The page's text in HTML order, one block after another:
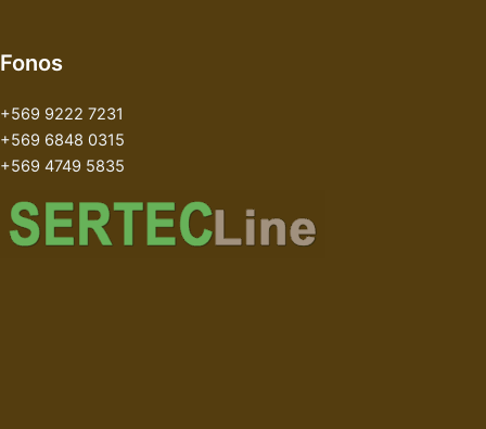
Fonos
+569 9222 7231
+569 6848 0315
+569 4749 5835